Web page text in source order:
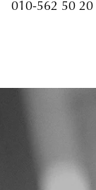
010-562 50 20